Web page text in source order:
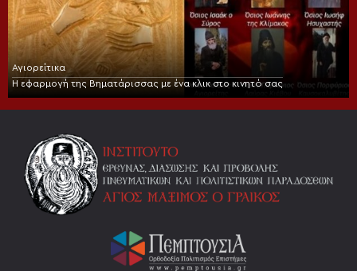
Αγιορείτικα
Η εφαρμογή της Βηματάρισσας με ένα κλικ στο κινητό σας